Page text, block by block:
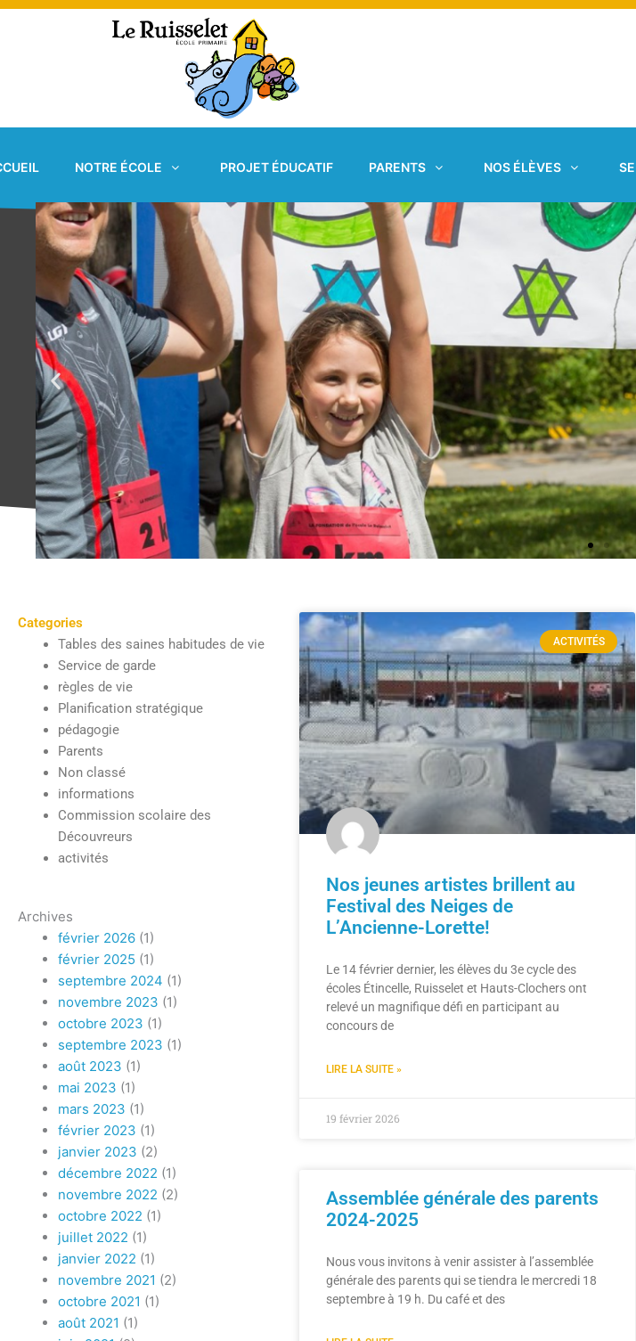
Aller
NOTRE ÉCOLE PROJET ÉDUCATIF PARENTS NOS ÉLÈVES
Categories
Tables des saines habitudes de vie
Service de garde
règles de vie
Planification stratégique
pédagogie
Parents
Non classé
informations
Commission scolaire des
Découvreurs
activités
Archives
février 2026 (1)
février 2025 (1)
septembre 2024 (1)
novembre 2023 (1)
octobre 2023 (1)
septembre 2023 (1)
août 2023 (1)
mai 2023 (1)
mars 2023 (1)
février 2023 (1)
janvier 2023 (2)
décembre 2022 (1)
novembre 2022 (2)
octobre 2022 (1)
juillet 2022 (1)
janvier 2022 (1)
novembre 2021 (2)
octobre 2021 (1)
août 2021 (1)
ACTIVITÉS
Nos jeunes artistes brillent au
Festival des Neiges de
L’Ancienne-Lorette!
Le 14 février dernier, les élèves du 3e cycle des
écoles Étincelle, Ruisselet et Hauts-Clochers ont
relevé un magnifique défi en participant au
concours de
LIRE LA SUITE »
19 février 2026
Assemblée générale des parents
2024-2025
Nous vous invitons à venir assister à l’assemblée
générale des parents qui se tiendra le mercredi 18
septembre à 19 h. Du café et des